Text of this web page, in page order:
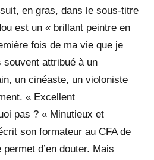
en gras, dans le sous-titre
est un « brillant peintre en
fois de ma vie que je
attribué à un
un cinéaste, un violoniste
« Excellent
pas ? « Minutieux et
son formateur au CFA de
d’en douter. Mais